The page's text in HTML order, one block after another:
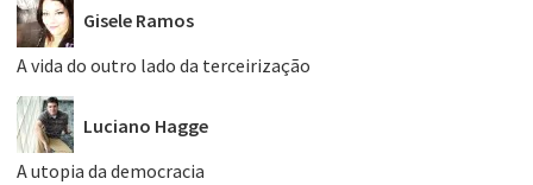
Gisele Ramos
A vida do outro lado da terceirização
Luciano Hagge
A utopia da democracia